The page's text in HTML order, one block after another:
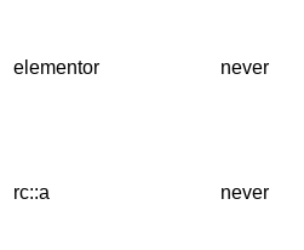
elementor never
rc::a never